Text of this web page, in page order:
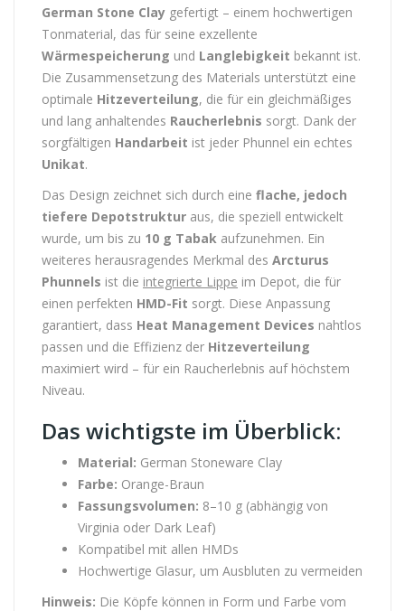
German Stone Clay gefertigt – einem hochwertigen
Tonmaterial, das für seine exzellente
Wärmespeicherung und Langlebigkeit bekannt ist.
Die Zusammensetzung des Materials unterstützt eine
optimale Hitzeverteilung, die für ein gleichmäßiges
und lang anhaltendes Raucherlebnis sorgt. Dank der
sorgfältigen Handarbeit ist jeder Phunnel ein echtes
Unikat.
Das Design zeichnet sich durch eine flache, jedoch
tiefere Depotstruktur aus, die speziell entwickelt
wurde, um bis zu 10 g Tabak aufzunehmen. Ein
weiteres herausragendes Merkmal des Arcturus
Phunnels ist die integrierte Lippe im Depot, die für
einen perfekten HMD-Fit sorgt. Diese Anpassung
garantiert, dass Heat Management Devices nahtlos
passen und die Effizienz der Hitzeverteilung
maximiert wird – für ein Raucherlebnis auf höchstem
Niveau.
Das wichtigste im Überblick:
Material: German Stoneware Clay
Farbe: Orange-Braun
Fassungsvolumen: 8–10 g (abhängig von
Virginia oder Dark Leaf)
Kompatibel mit allen HMDs
Hochwertige Glasur, um Ausbluten zu vermeiden
Hinweis: Die Köpfe können in Form und Farbe vom